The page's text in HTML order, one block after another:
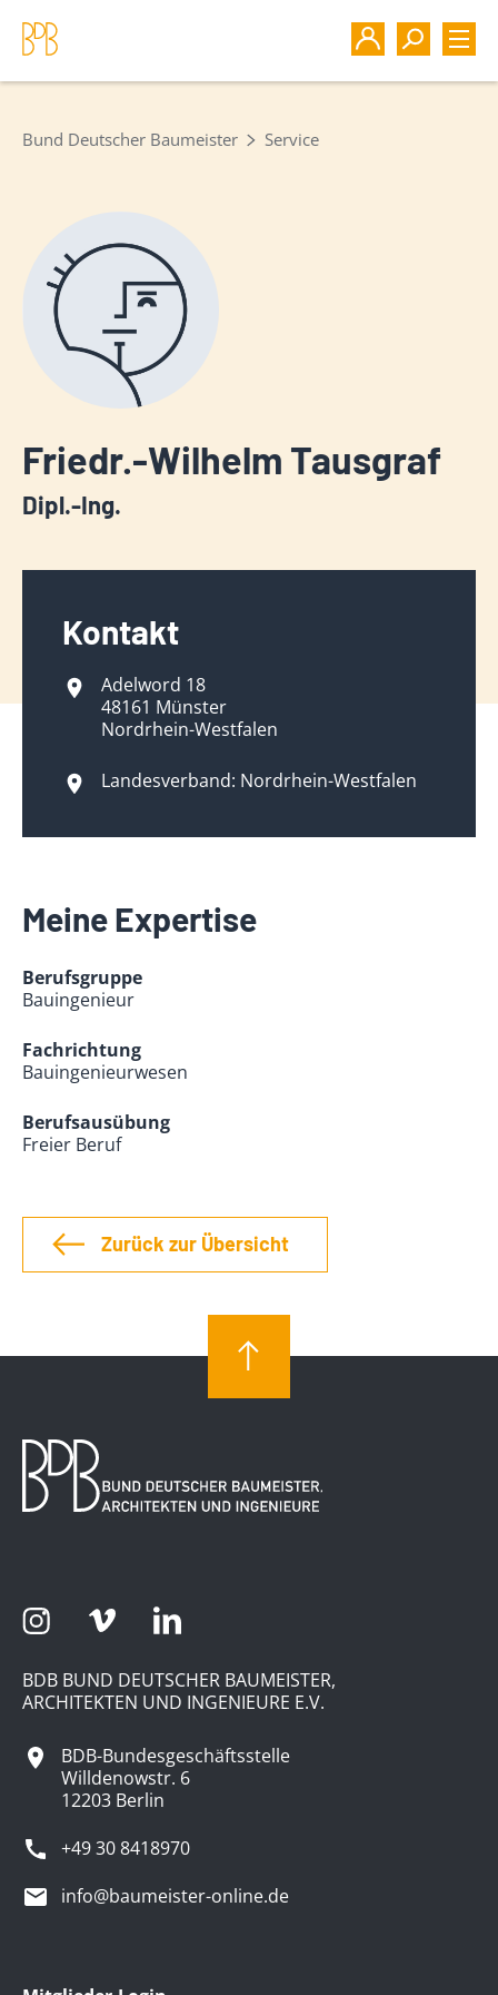
Bund Deutscher Baumeister Service
Friedr.-Wilhelm Tausgraf
Dipl.-Ing.
Kontakt
Adelword 18
48161 Münster
Nordrhein-Westfalen
Landesverband: Nordrhein-Westfalen
Meine Expertise
Berufsgruppe
Bauingenieur
Fachrichtung
Bauingenieurwesen
Berufsausübung
Freier Beruf
Zurück zur Übersicht
BDB BUND DEUTSCHER BAUMEISTER,
ARCHITEKTEN UND INGENIEURE E.V.
BDB-Bundesgeschäftsstelle
Willdenowstr. 6
12203 Berlin
+49 30 8418970
info@baumeister-online.de